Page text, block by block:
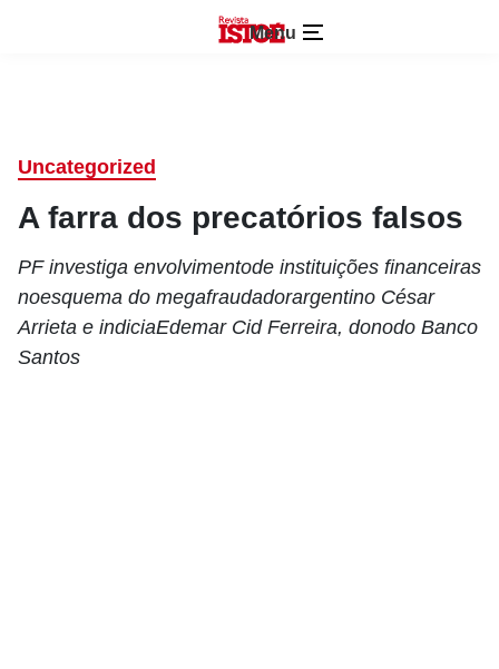
Menu
Uncategorized
A farra dos precatórios falsos
PF investiga envolvimentode instituições financeiras
noesquema do megafraudadorargentino César
Arrieta e indiciaEdemar Cid Ferreira, donodo Banco
Santos